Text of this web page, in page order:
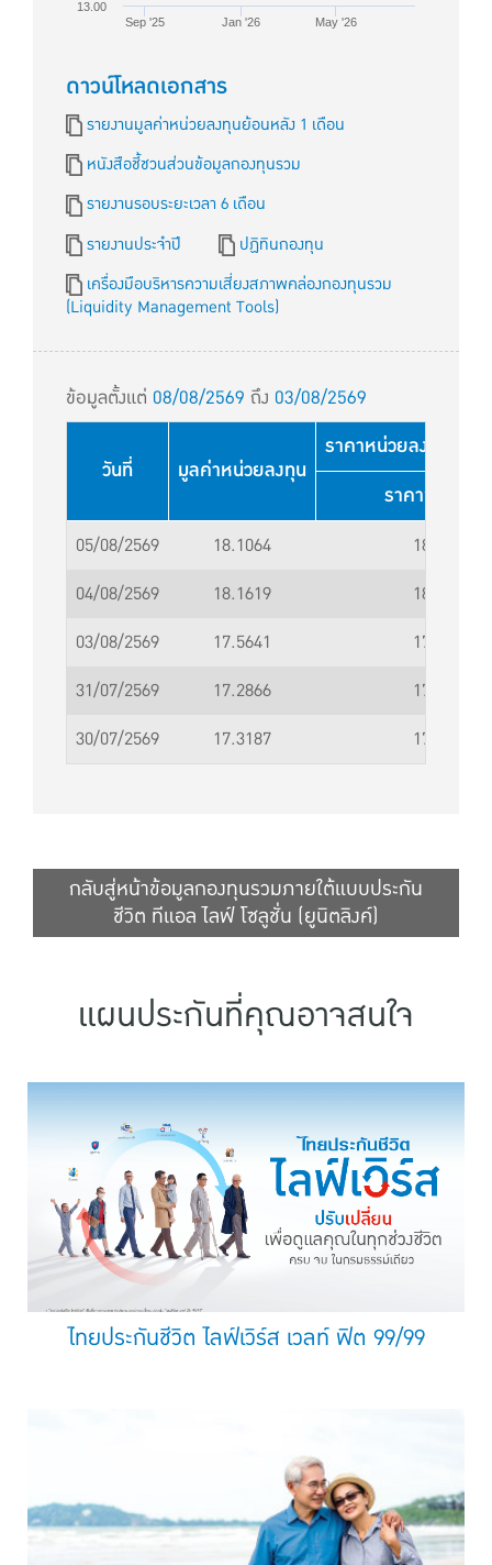
Sep '25 Jan '26 May '26
13.00
ดาวน์โหลดเอกสาร
รายงานมูลค่าหน่วยลงทุนย้อนหลัง 1 เดือน
หนังสือชี้ชวนส่วนข้อมูลกองทุนรวม
รายงานรอบระยะเวลา 6 เดือน
รายงานประจำปี
ปฏิทินกองทุน
เครื่องมือบริหารความเสี่ยงสภาพคล่องกองทุนรวม
(Liquidity Management Tools)
ข้อมูลตั้งแต่ 08/08/2569 ถึง 03/08/2569
วันที่ มูลค่าหน่วยลงทุน
ราคาหน่วยลงทุนใช้ส
ราคาขาย (บา
05/08/2569 18.1064
18.1065
04/08/2569
18.1619
18.1620
03/08/2569
17.5641
17.5642
31/07/2569
17.2866
17.2867
30/07/2569
17.3187 17.3188
กลับสู่หน้าข้อมูลกองทุนรวมภายใต้แบบประกัน
ชีวิต ทีแอล ไลฟ์ โซลูชั่น (ยูนิตลิงค์)
แผนประกันที่คุณอาจสนใจ
ไทยประกันชีวิต ไลฟ์เวิร์ส เวลท์ ฟิต 99/99